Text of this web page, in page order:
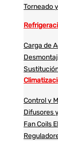
Torneado
Carga de
Control y
Difusores
Fan Coils